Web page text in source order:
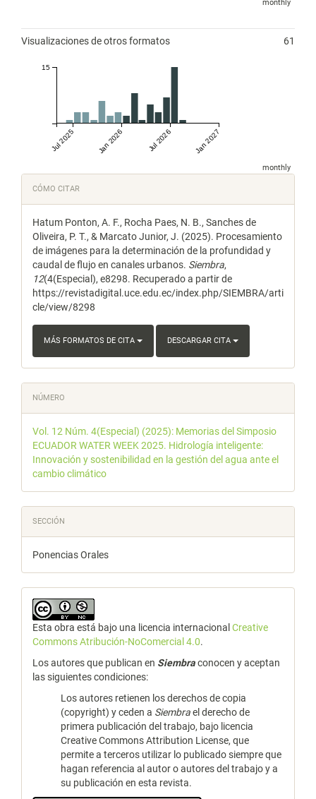
monthly
Visualizaciones de otros formatos 61
Jul 2025 Jan 2026 Jul 2026 Jan 2027
15
monthly
Detalles
del
artículo
CÓMO CITAR
Hatum Ponton, A. F., Rocha Paes, N. B., Sanches de
Oliveira, P. T., & Marcato Junior, J. (2025). Procesamiento
de imágenes para la determinación de la profundidad y
caudal de flujo en canales urbanos. Siembra,
12(4(Especial), e8298. Recuperado a partir de
https://revistadigital.uce.edu.ec/index.php/SIEMBRA/arti
cle/view/8298
MÁS FORMATOS DE CITA DESCARGAR CITA
NÚMERO
Vol. 12 Núm. 4(Especial) (2025): Memorias del Simposio
ECUADOR WATER WEEK 2025. Hidrología inteligente:
Innovación y sostenibilidad en la gestión del agua ante el
cambio climático
SECCIÓN
Ponencias Orales
Esta obra está bajo una licencia internacional Creative
Commons Atribución-NoComercial 4.0.
Los autores que publican en Siembraconocen y aceptan
las siguientes condiciones:
Los autores retienen los derechos de copia
(copyright) y ceden a Siembrael derecho de
primera publicación del trabajo, bajo licencia
Creative Commons Attribution License, que
permite a terceros utilizar lo publicado siempre que
hagan referencia al autor o autores del trabajo y a
su publicación en esta revista.